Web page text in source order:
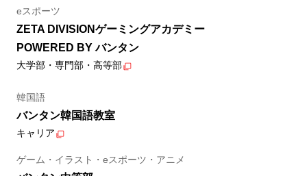
eスポーツ
ZETA DIVISIONゲーミングアカデミー
POWERED BY バンタン
大学部・専門部・高等部
韓国語
バンタン韓国語教室
キャリア
ゲーム・イラスト・eスポーツ・アニメ